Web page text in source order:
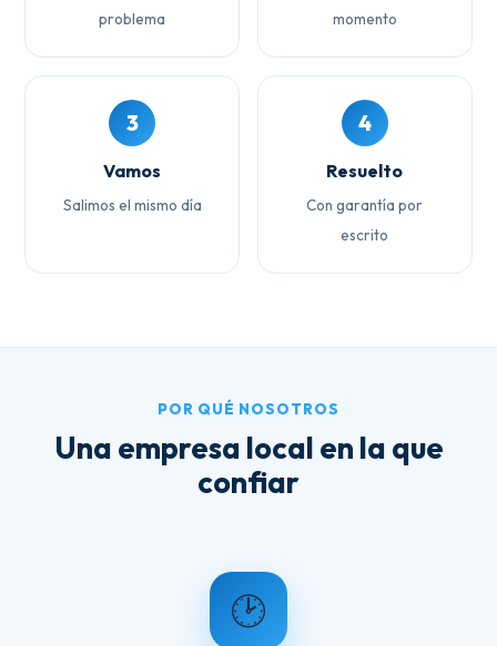
problema
momento
3
Vamos
Salimos el mismo día
4
Resuelto
Con garantía por
escrito
POR QUÉ NOSOTROS
Una empresa local en la que
confiar
🕑